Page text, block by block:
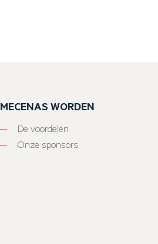
MECENAS WORDEN
De voordelen
Onze sponsors